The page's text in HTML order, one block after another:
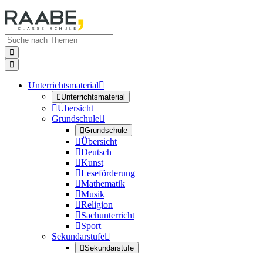


Unterrichtsmaterial
Unterrichtsmaterial
Übersicht
Grundschule
Grundschule
Übersicht
Deutsch
Kunst
Leseförderung
Mathematik
Musik
Religion
Sachunterricht
Sport
Sekundarstufe
Sekundarstufe